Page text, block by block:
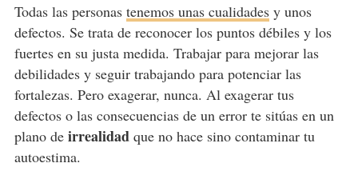
Todas las personas tenemos unas cualidadesy unos
defectos. Se trata de reconocer los puntos débiles y los
fuertes en su justa medida. Trabajar para mejorar las
debilidades y seguir trabajando para potenciar las
fortalezas. Pero exagerar, nunca. Al exagerar tus
defectos o las consecuencias de un error te sitúas en un
plano deirrealidad que no hace sino contaminar tu
autoestima.